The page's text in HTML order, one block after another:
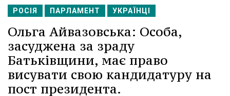
РОСІЯ ПАРЛАМЕНТ УКРАЇНЦІ
Ольга Айвазовська: Особа,
засуджена за зраду
Батьківщини, має право
висувати свою кандидатуру на
пост президента.